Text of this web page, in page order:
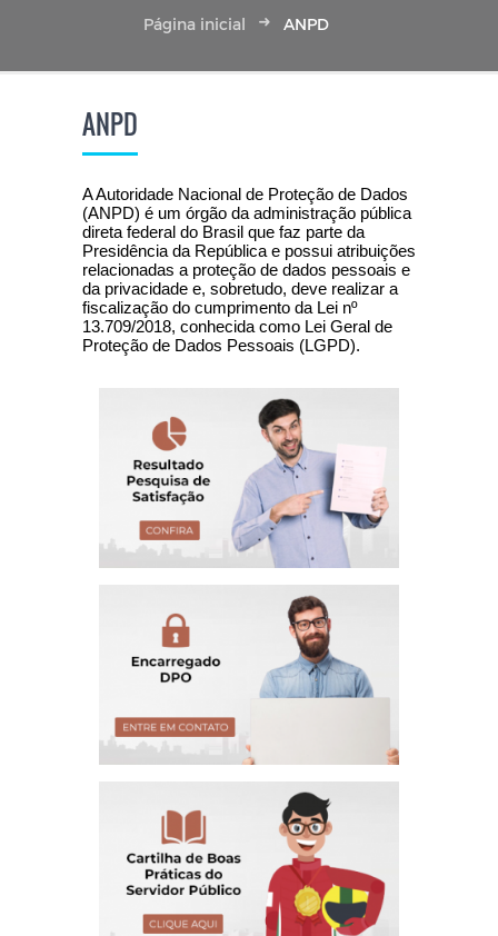
Página inicial ANPD
ANPD
A Autoridade Nacional de Proteção de Dados
(ANPD) é um órgão da administração pública
direta federal do Brasil que faz parte da
Presidência da República e possui atribuições
relacionadas a proteção de dados pessoais e
da privacidade e, sobretudo, deve realizar a
fiscalização do cumprimento da Lei nº
13.709/2018, conhecida como Lei Geral de
Proteção de Dados Pessoais (LGPD).